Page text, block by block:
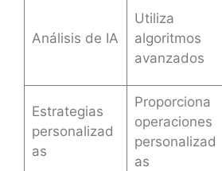
Análisis de IA
Utiliza
algoritmos
avanzados
Estrategias
personalizad
as
Proporciona
operaciones
personalizad
as